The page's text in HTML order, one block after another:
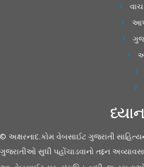
© અક્ષરનાદ.કોમ વેબસાઈટ ગુજરાતી
ગુજરાતીઓ સુધી પહોંચાડવાનો તદ્દન